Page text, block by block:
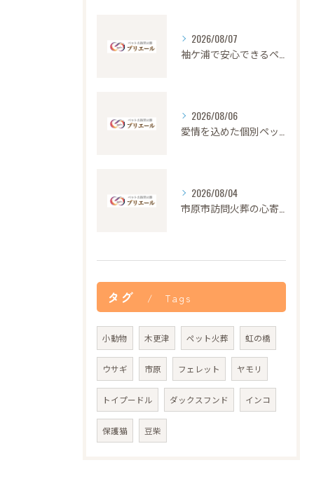
2026/08/07
2026/08/06
2026/08/04
タグ Tags
小動物 木更津 ペット火葬 虹の橋
ウサギ 市原 フェレット ヤモリ
トイプードル ダックスフンド インコ
保護猫 豆柴